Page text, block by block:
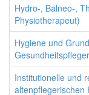
Hydro-, Balneo-,
Physiotherapeut)
Hygiene und
Institutionelle und
altenpflegerischen